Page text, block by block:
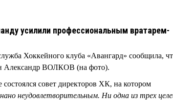
усилили профессиональным вратарем-
Хоккейного клуба «Авангард» сообщила,
Александр ВОЛКОВ (на фото).
совет директоров ХК, на котором
неудовлетворительным. Ни одна из трех